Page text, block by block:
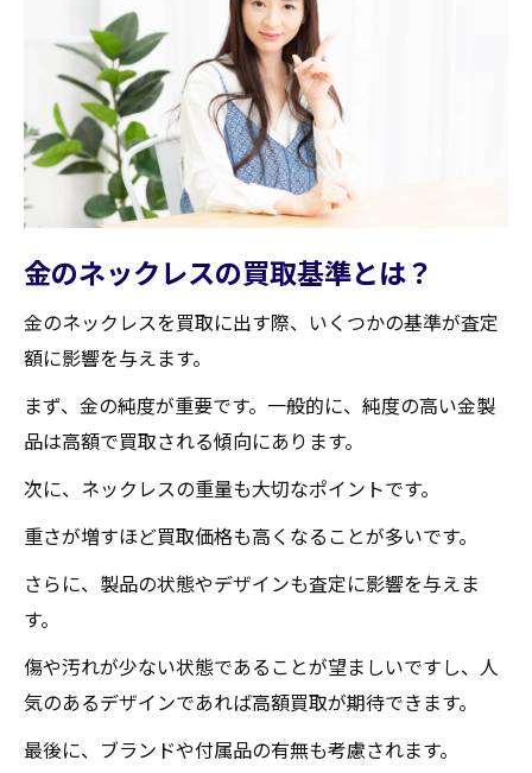
最適な条件で交渉する方法
宮城県でおすすめの買取店
買取相場を理解して宮城県で金のネックレスを
高く売る方法
相場の変動をチェックする方法
金の価格に影響を与える要因
リアルタイムの相場情報を得るには
買取相場の比較方法
高額買取を狙うための戦略
宮城県での買取相場の歴史と傾向
信頼できる買取店を見つける方法宮城県編
口コミやレビューの活用法
買取店の信頼度を見極めるポイント
宮城県で評判の良い買取店リスト
実際に店舗を訪れる際のチェックポイント
トラブルを避けるための注意点
買取のプロが教える宮城県で金のネックレスを
高額買取してもらう秘訣
金のネックレスの買取基準とは？
金のネックレスを買取に出す際、いくつかの基準が査定
額に影響を与えます。
まず、金の純度が重要です。一般的に、純度の高い金製
品は高額で買取される傾向にあります。
次に、ネックレスの重量も大切なポイントです。
重さが増すほど買取価格も高くなることが多いです。
さらに、製品の状態やデザインも査定に影響を与えま
す。
傷や汚れが少ない状態であることが望ましいですし、人
気のあるデザインであれば高額買取が期待できます。
最後に、ブランドや付属品の有無も考慮されます。